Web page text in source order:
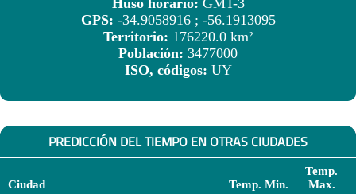
Huso horario: GMT-3
GPS: -34.9058916 ; -56.1913095
Territorio: 176220.0 km²
Población: 3477000
ISO, códigos: UY
PREDICCIÓN DEL TIEMPO EN OTRAS CIUDADES
Ciudad Temp. Min.
Temp.
Max.